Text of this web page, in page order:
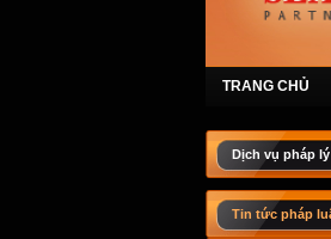
TRANG CHỦ
Dịch vụ pháp lý
Tin tức pháp